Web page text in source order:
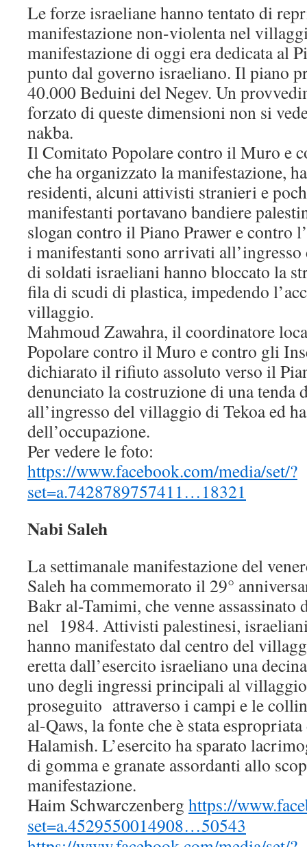
Le forze israeliane hanno tentato di
manifestazione non-violenta nel
manifestazione di oggi era dedicata al
punto dal governo israeliano. Il piano
40.000 Beduini del Negev. Un
forzato di queste dimensioni non si
nakba.
Il Comitato Popolare contro il Muro e
che ha organizzato la manifestazione,
residenti, alcuni attivisti stranieri e
manifestanti portavano bandiere
slogan contro il Piano Prawer e contro
i manifestanti sono arrivati
di soldati israeliani hanno bloccato la
fila di scudi di plastica, impedendo
villaggio.
Mahmoud Zawahra, il coordinatore
Popolare contro il Muro e contro gli
dichiarato il rifiuto assoluto verso il
denunciato la costruzione di una tenda
all’ingresso del villaggio di Tekoa ed
dell’occupazione.
Per vedere le foto:
https://www.facebook.com/media/set/?
set=a.7428789757411…18321
Nabi Saleh
La settimanale manifestazione del
Saleh ha commemorato il 29°
Bakr al-Tamimi, che venne assassinato
nel 1984. Attivisti palestinesi,
hanno manifestato dal centro del
eretta dall’esercito israeliano una
uno degli ingressi principali al
proseguito attraverso i campi e le
al-Qaws, la fonte che è stata
Halamish. L’esercito ha sparato
di gomma e granate assordanti allo
manifestazione.
Haim Schwarczenberg https://
set=a.4529550014908…50543